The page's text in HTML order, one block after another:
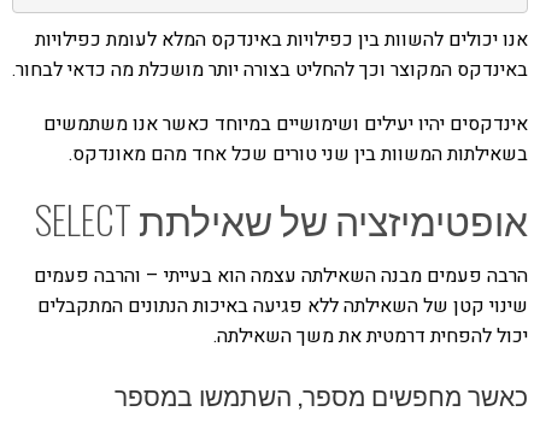
אנו יכולים להשוות בין כפילויות באינדקס המלא לעומת כפילויות
באינדקס המקוצר וכך להחליט בצורה יותר מושכלת מה כדאי לבחור.
אינדקסים יהיו יעילים ושימושיים במיוחד כאשר אנו משתמשים
בשאילתות המשוות בין שני טורים שכל אחד מהם מאונדקס.
אופטימיזציה של שאילתת SELECT
הרבה פעמים מבנה השאילתה עצמה הוא בעייתי – והרבה פעמים
שינוי קטן של השאילתה ללא פגיעה באיכות הנתונים המתקבלים
יכול להפחית דרמטית את משך השאילתה.
כאשר מחפשים מספר, השתמשו במספר